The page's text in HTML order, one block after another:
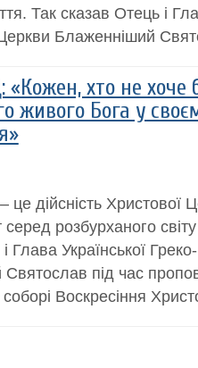
Так сказав Отець і
Блаженніший
«Кожен, хто не хоче
живого Бога у
це дійсність Христової
серед розбурханого
Глава Української
під час
Воскресіння